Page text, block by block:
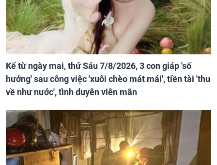
Kể từ ngày mai, thứ Sáu 7/8/2026, 3 con giáp 'số
hưởng' sau công việc 'xuôi chèo mát mái', tiền tài 'thu
về như nước', tình duyên viên mãn